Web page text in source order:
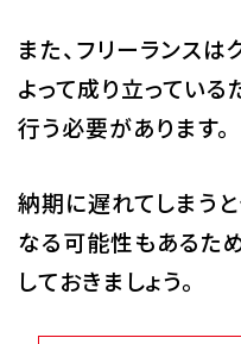
また、フリーランス
よって成り立ってい
行う必要があります。
納期に遅れてしまう
なる可能性もあるた
しておきましょう。